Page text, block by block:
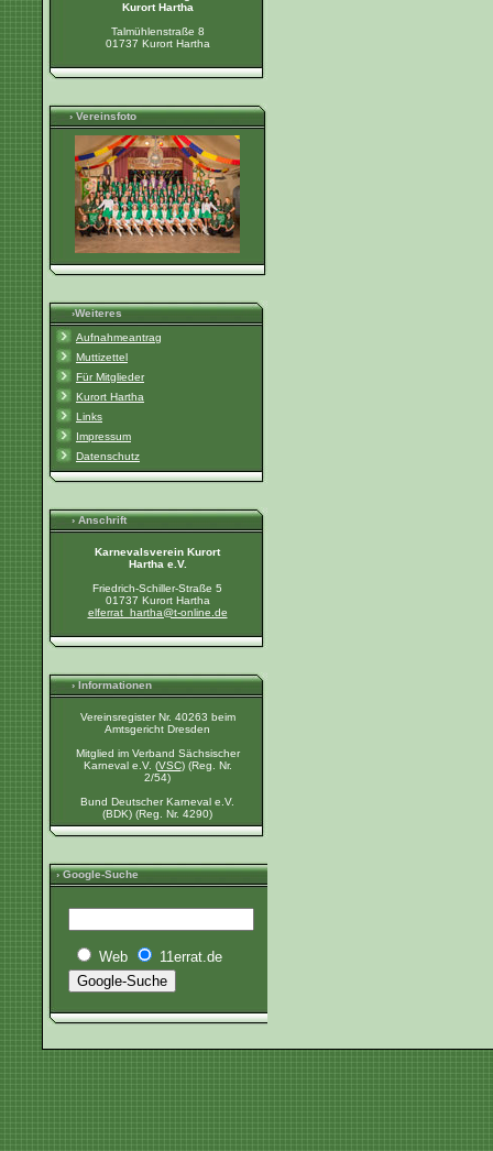
Kurort Hartha
Talmühlenstraße 8
01737 Kurort Hartha
› Vereinsfoto
›Weiteres
Aufnahmeantrag
Muttizettel
Für Mitglieder
Kurort Hartha
Links
Impressum
Datenschutz
› Anschrift
Karnevalsverein Kurort
Hartha e.V.
Friedrich-Schiller-Straße 5
01737 Kurort Hartha
elferrat_hartha@t-online.de
› Informationen
Vereinsregister Nr. 40263 beim
Amtsgericht Dresden
Mitglied im Verband Sächsischer
Karneval e.V. (VSC) (Reg. Nr.
2/54)
Bund Deutscher Karneval e.V.
(BDK) (Reg. Nr. 4290)
› Google-Suche
Web 11errat.de